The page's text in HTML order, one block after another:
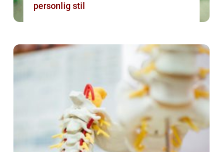
personlig stil